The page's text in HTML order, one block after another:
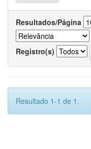
Resultados/Página
Registro(s)
Resultado 1-1 de 1.